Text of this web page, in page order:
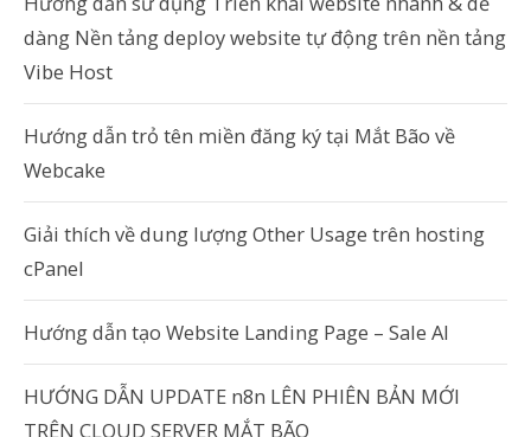
dàng Nền tảng deploy website tự động trên nền tảng
Vibe Host
Hướng dẫn trỏ tên miền đăng ký tại Mắt Bão về
Webcake
Giải thích về dung lượng Other Usage trên hosting
cPanel
Hướng dẫn tạo Website Landing Page – Sale AI
HƯỚNG DẪN UPDATE n8n LÊN PHIÊN BẢN MỚI
TRÊN CLOUD SERVER MẮT BÃO